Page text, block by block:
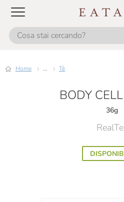
Home ... Tè
BODY
36g